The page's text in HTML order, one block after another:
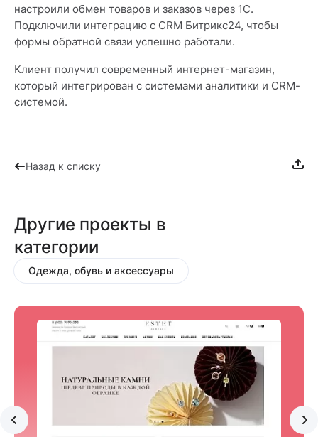
настроили обмен товаров и заказов через 1С.
Подключили интеграцию с CRM Битрикс24, чтобы
формы обратной связи успешно работали.
Клиент получил современный интернет-магазин,
который интегрирован с системами аналитики и CRM-
системой.
Назад к списку
Другие проекты в
категории
Одежда, обувь и аксессуары